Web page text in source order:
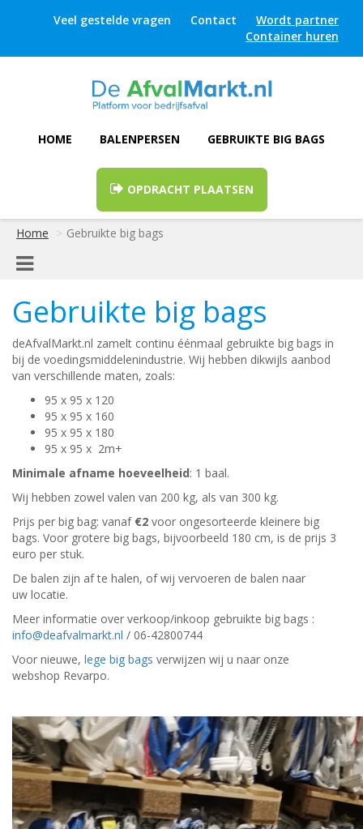
Veel gestelde vragen Contact
Wordt partner
Container huren
HOME BALENPERSEN GEBRUIKTE BIG BAGS
OPDRACHT PLAATSEN
Home Gebruikte big bags
Gebruikte big bags
deAfvalMarkt.nl zamelt continu éénmaal gebruikte big bags in
bij de voedingsmiddelenindustrie. Wij hebben dikwijls aanbod
van verschillende maten, zoals:
95 x 95 x 120
95 x 95 x 160
95 x 95 x 180
95 x 95 x 2m+
Minimale afname hoeveelheid: 1 baal.
Wij hebben zowel valen van 200 kg, als van 300 kg.
Prijs per big bag: vanaf €2 voor ongesorteerde kleinere big
bags. Voor grotere big bags, bijvoorbeeld 180 cm, is de prijs 3
euro per stuk.
De balen zijn af te halen, of wij vervoeren de balen naar
uw locatie.
Meer informatie over verkoop/inkoop gebruikte big bags :
info@deafvalmarkt.nl / 06-42800744
Voor nieuwe, lege big bags verwijzen wij u naar onze
webshop Revarpo.